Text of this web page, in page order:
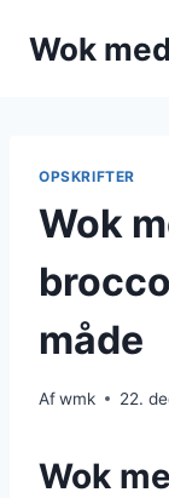
Wok
OPSKRIFTER
Wok
måde
Afwmk 22.
Wok